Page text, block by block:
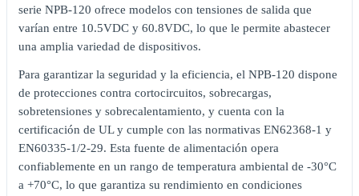
serie NPB-120 ofrece modelos con tensiones de salida que
varían entre 10.5VDC y 60.8VDC, lo que le permite abastecer
una amplia variedad de dispositivos.
Para garantizar la seguridad y la eficiencia, el NPB-120 dispone
de protecciones contra cortocircuitos, sobrecargas,
sobretensiones y sobrecalentamiento, y cuenta con la
certificación de UL y cumple con las normativas EN62368-1 y
EN60335-1/2-29. Esta fuente de alimentación opera
confiablemente en un rango de temperatura ambiental de -30°C
a +70°C, lo que garantiza su rendimiento en condiciones